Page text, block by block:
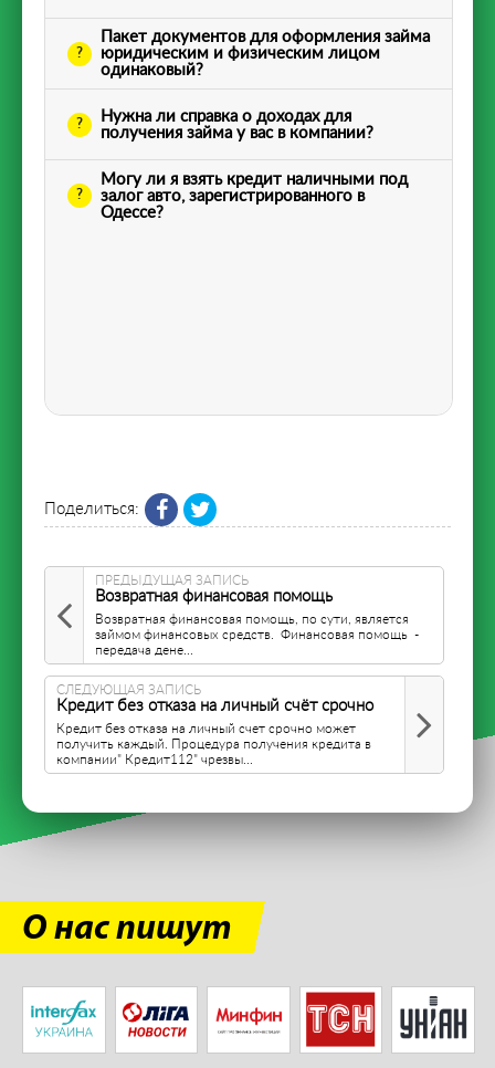
Пакет документов для оформления займа
юридическим и физическим лицом
одинаковый?
Нужна ли справка о доходах для
получения займа у вас в компании?
Могу ли я взять кредит наличными под
залог авто, зарегистрированного в
Одессе?
Поделиться:
ПРЕДЫДУЩАЯ ЗАПИСЬ
Возвратная финансовая помощь
Возвратная финансовая помощь, по сути, является
займом финансовых средств. Финансовая помощь -
передача дене...
СЛЕДУЮЩАЯ ЗАПИСЬ
Кредит без отказа на личный счёт срочно
Кредит без отказа на личный счет срочно может
получить каждый. Процедура получения кредита в
компании" Кредит112" чрезвы...
О нас пишут